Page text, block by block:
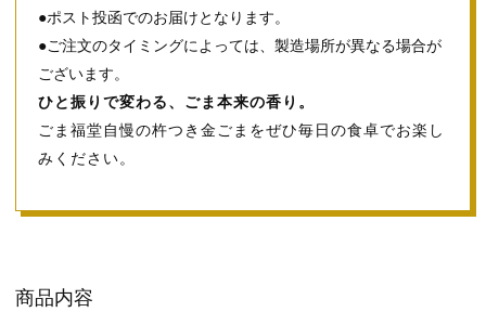
●ポスト投函でのお届けとなります。
●ご注文のタイミングによっては、製造場所が異なる場合が
ございます。
ひと振りで変わる、ごま本来の香り。
ごま福堂自慢の杵つき金ごまをぜひ毎日の食卓でお楽し
みください。
商品内容